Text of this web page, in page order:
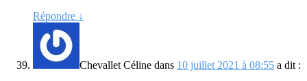
Répondre ↓
Chevallet Céline dans 10 juillet 2021 à 08:55 a dit :